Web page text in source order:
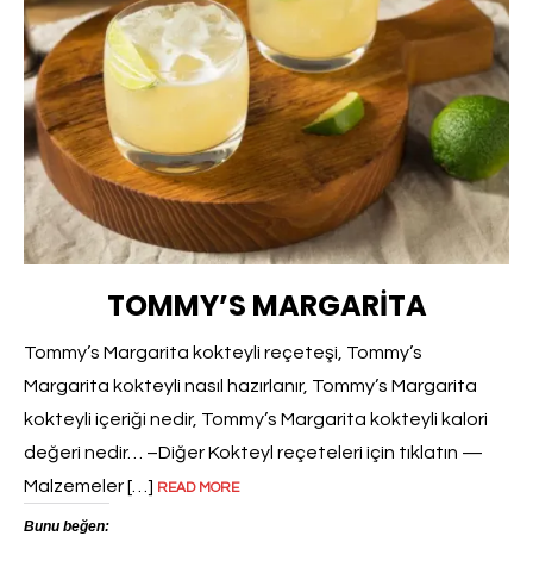
TOMMY’S MARGARITA
Tommy’s Margarita kokteyli reçeteşi, Tommy’s
Margarita kokteyli nasıl hazırlanır, Tommy’s Margarita
kokteyli içeriği nedir, Tommy’s Margarita kokteyli kalori
değeri nedir… –Diğer Kokteyl reçeteleri için tıklatın —
Malzemeler […] READ MORE
Bunu beğen: